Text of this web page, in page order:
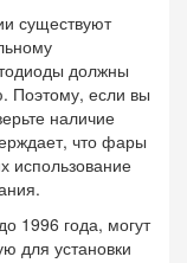
существуют
должны
Поэтому, если вы
наличие
что фары
использование
1996 года, могут
для установки